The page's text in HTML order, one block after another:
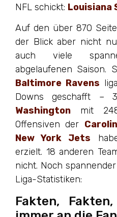
NFL schickt: Louisiana
Auf den über 870
der Blick aber nicht
auch viele
abgelaufenen Saison.
Baltimore Ravens
Downs geschafft –
Washington mit
Offensiven der
New York Jets
erzielt. 18 anderen
nicht. Noch
Liga-Statistiken:
Fakten,